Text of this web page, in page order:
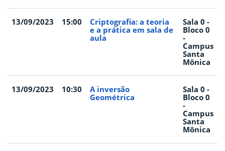
13/09/2023 15:00
Criptografia: a teoria
e a prática em sala de
aula
Sala 0 -
Bloco 0
-
Campus
Santa
Mônica
13/09/2023 10:30
A inversão
Geométrica
Sala 0 -
Bloco 0
-
Campus
Santa
Mônica